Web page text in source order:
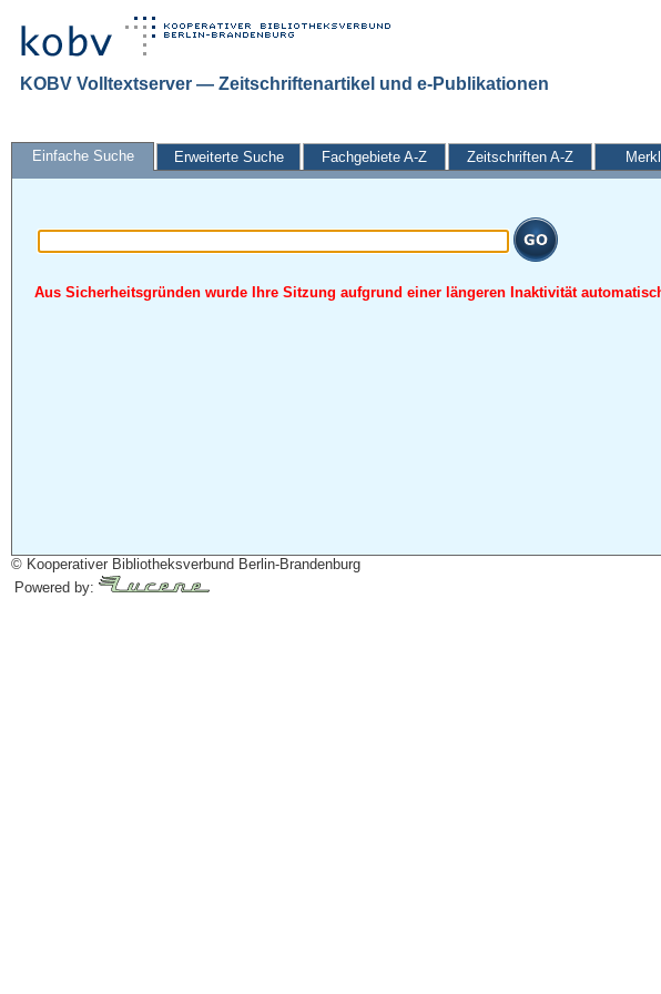
KOBV Volltextserver — Zeitschriftenartikel und e-Publikationen
Einfache Suche Erweiterte Suche Fachgebiete A-Z Zeitschriften A-Z
Aus Sicherheitsgründen wurde Ihre Sitzung aufgrund einer längeren Inaktivität
© Kooperativer Bibliotheksverbund Berlin-Brandenburg
Powered by: